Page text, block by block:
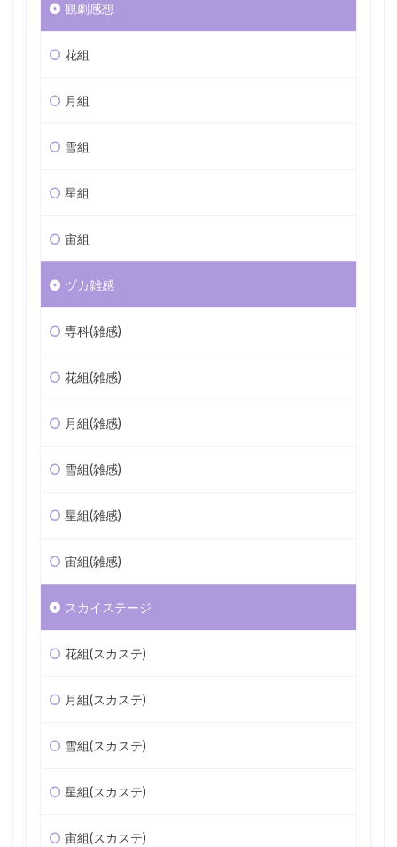
観劇感想
花組
月組
雪組
星組
宙組
ヅカ雑感
専科(雑感)
花組(雑感)
月組(雑感)
雪組(雑感)
星組(雑感)
宙組(雑感)
スカイステージ
花組(スカステ)
月組(スカステ)
雪組(スカステ)
星組(スカステ)
宙組(スカステ)